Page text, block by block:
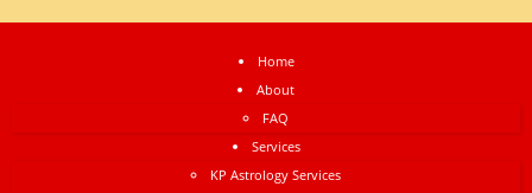
Home
About
FAQ
Services
KP Astrology Services